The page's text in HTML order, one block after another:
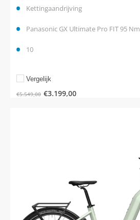
Kettingaandrijving
Panasonic GX Ultimate Pro FIT 95 Nm
10
€5.549,00 €3.199,00
Vergelijk